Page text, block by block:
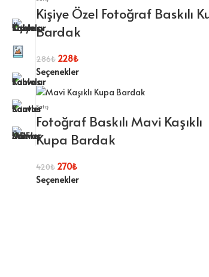
Kişiye Özel Fotoğraf Baskılı
Bardak
286₺ 228₺
Seçenekler
Satış
Fotoğraf Baskılı Mavi Kaşıklı
Kupa Bardak
420₺ 270₺
Seçenekler